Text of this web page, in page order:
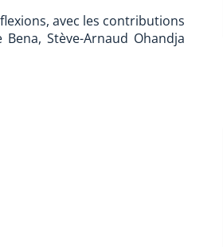
avec les contributions
Stève-Arnaud Ohandja